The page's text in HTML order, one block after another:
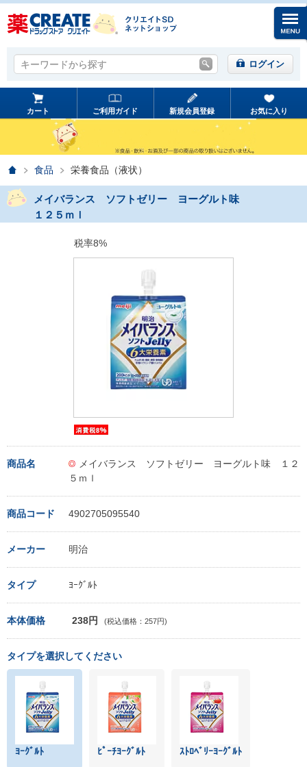
キーワードから探す
キーワードから探す ログイン
カート ご利用ガイド 新規会員登録 お気に入り
ホーム
食品 栄養食品（液状）
メイバランス ソフトゼリー ヨーグルト味
１２５ｍｌ
税率8%
商品名
メイバランス ソフトゼリー ヨーグルト味 １２
５ｍｌ
商品コード 4902705095540
メーカー 明治
タイプ ﾖｰｸﾞﾙﾄ
本体価格 238円 (税込価格：257円)
タイプを選択してください
ﾖｰｸﾞﾙﾄ ﾋﾟｰﾁﾖｰｸﾞﾙﾄ ｽﾄﾛﾍﾞﾘｰﾖｰｸﾞﾙﾄ